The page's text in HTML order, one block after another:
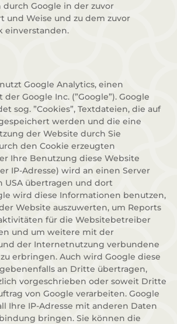
Google in der zuvor
und Weise und zu dem zuvor
einverstanden.
Google Analytics, einen
Google Inc. (”Google”). Google
sog. ”Cookies”, Textdateien, die auf
werden und die eine
der Website durch Sie
den Cookie erzeugten
Ihre Benutzung diese Website
IP-Adresse) wird an einen Server
USA übertragen und dort
wird diese Informationen benutzen,
Website auszuwerten, um Reports
für die Websitebetreiber
und um weitere mit der
der Internetnutzung verbundene
erbringen. Auch wird Google diese
an Dritte übertragen,
vorgeschrieben oder soweit Dritte
von Google verarbeiten. Google
Ihre IP-Adresse mit anderen Daten
bringen. Sie können die